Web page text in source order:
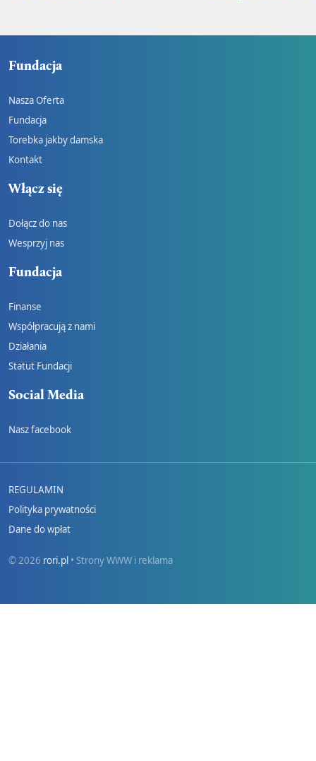
Fundacja
Nasza Oferta
Fundacja
Torebka jakby damska
Kontakt
Włącz się
Dołącz do nas
Wesprzyj nas
Fundacja
Finanse
Współpracują z nami
Działania
Statut Fundacji
Social Media
Nasz facebook
REGULAMIN
Polityka prywatności
Dane do wpłat
© 2026 rori.pl • Strony WWW i reklama